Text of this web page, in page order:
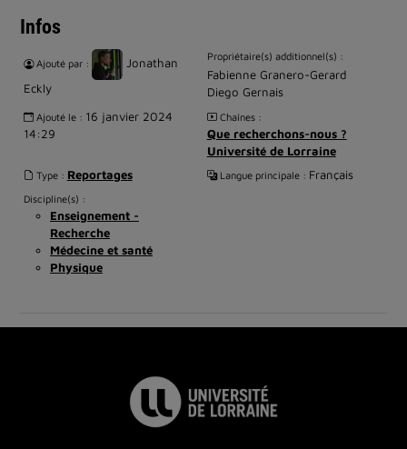
Infos
Ajouté par :
Jonathan
Eckly
Propriétaire(s) additionnel(s) :
Fabienne Granero-Gerard
Diego Gernais
Ajouté le : 16 janvier 2024
14:29
Chaînes :
Que recherchons-nous ?
Université de Lorraine
Type : Reportages Langue principale : Français
Discipline(s) :
Enseignement -
Recherche
Médecine et santé
Physique